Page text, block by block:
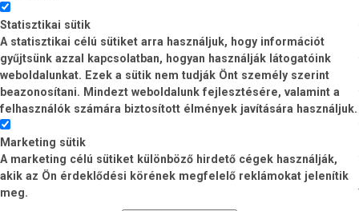
Statisztikai sütik
A statisztikai célú sütiket arra használjuk, hogy információt
gyűjtsünk azzal kapcsolatban, hogyan használják látogatóink
weboldalunkat. Ezek a sütik nem tudják Önt személy szerint
beazonosítani. Mindezt weboldalunk fejlesztésére, valamint a
felhasználók számára biztosított élmények javítására használjuk.
Marketing sütik
A marketing célú sütiket különböző hirdető cégek használják,
akik az Ön érdeklődési körének megfelelő reklámokat jelenítik
meg.